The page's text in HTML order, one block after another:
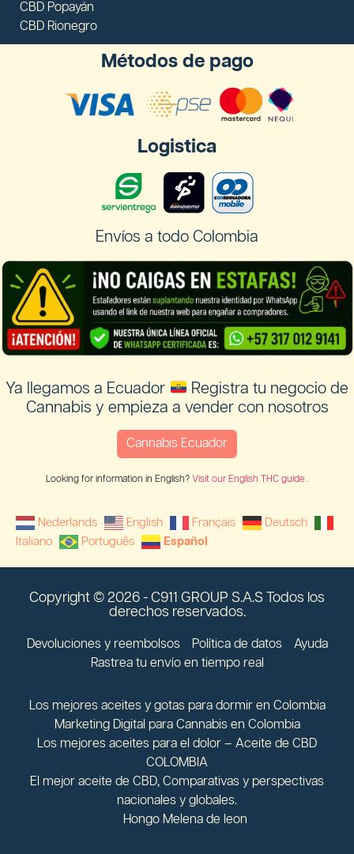
CBD Popayán
CBD Rionegro
Métodos de pago
Logistica
Envíos a todo Colombia
Ya llegamos a Ecuador
Registra tu negocio de
Cannabis y empieza a vender con nosotros
Cannabis Ecuador
Looking for information in English? Visit our English THC guide .
Nederlands English Français
Deutsch
Italiano
Português Español
Copyright © 2026 - C911 GROUP S.A.S Todos los
derechos reservados.
Devoluciones y reembolsos Política de datos
Ayuda
Rastrea tu envío en tiempo real
Los mejores aceites y gotas para dormir en Colombia
Marketing Digital para Cannabis en Colombia
Los mejores aceites para el dolor – Aceite de CBD
COLOMBIA
El mejor aceite de CBD, Comparativas y perspectivas
nacionales y globales.
Hongo Melena de leon